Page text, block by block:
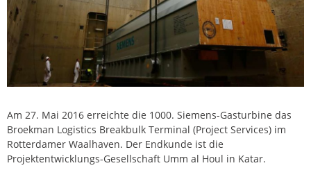
Am 27. Mai 2016 erreichte die 1000. Siemens-Gasturbine das
Broekman Logistics Breakbulk Terminal (Project Services) im
Rotterdamer Waalhaven. Der Endkunde ist die
Projektentwicklungs-Gesellschaft Umm al Houl in Katar.